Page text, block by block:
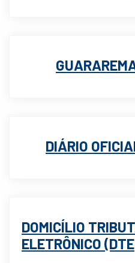
DIÁRIO
DOMICÍLIO
ELETRÔNICO